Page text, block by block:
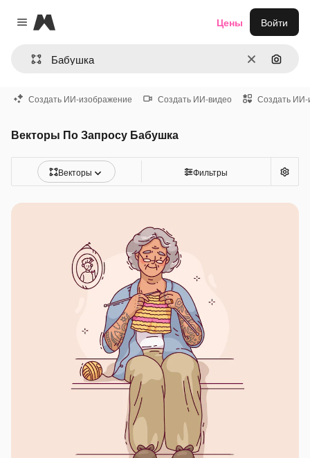
Close menu
Magnific
ОчиститьПоиск
Цены Войти
Создать ИИ-изображение Создать ИИ-видео Создать ИИ-
Векторы По Запросу Бабушка
Векторы Фильтры